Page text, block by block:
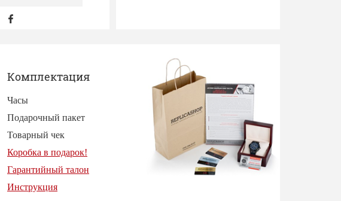
Комплектация
Часы
Подарочный пакет
Товарный чек
Коробка в подарок!
Гарантийный талон
Инструкция